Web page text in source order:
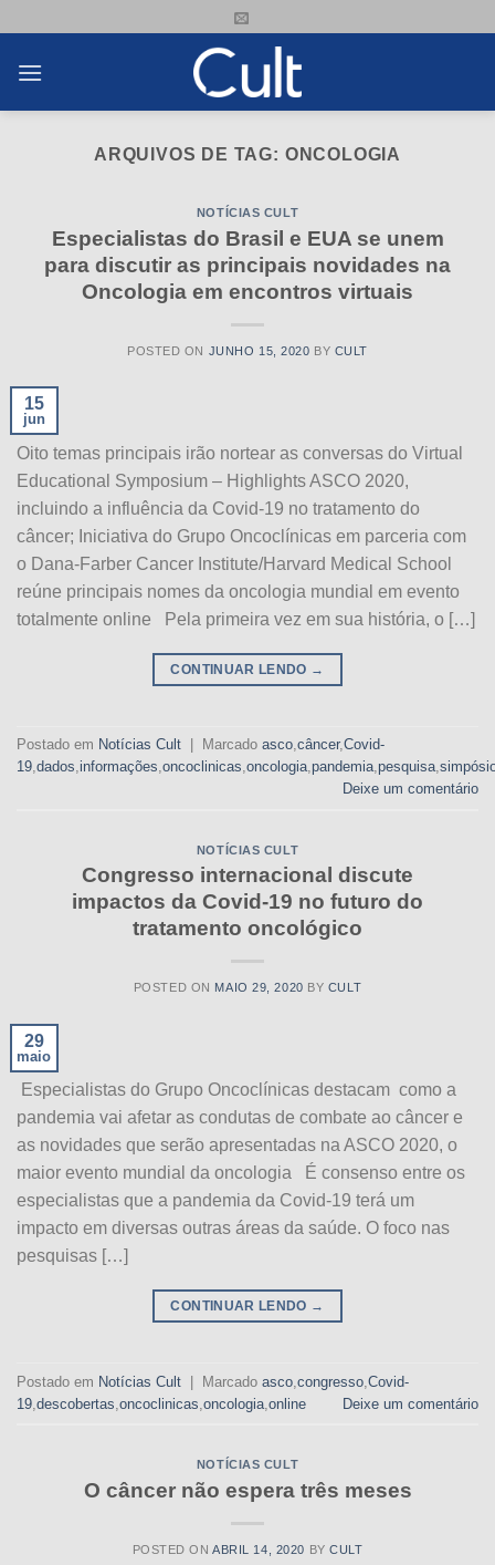
content
ARQUIVOS DE TAG: ONCOLOGIA
NOTÍCIAS CULT
Especialistas do Brasil e EUA se unem
para discutir as principais novidades na
Oncologia em encontros virtuais
POSTED ON JUNHO 15, 2020 BY CULT
15
jun
Oito temas principais irão nortear as conversas do Virtual
Educational Symposium – Highlights ASCO 2020,
incluindo a influência da Covid-19 no tratamento do
câncer; Iniciativa do Grupo Oncoclínicas em parceria com
o Dana-Farber Cancer Institute/Harvard Medical School
reúne principais nomes da oncologia mundial em evento
totalmente online Pela primeira vez em sua história, o […]
CONTINUAR LENDO →
Postado em Notícias Cult Marcado asco câncer, Covid-
19 dados informações oncoclinicas oncologia pandemia pesquisa
Deixe um comentário
NOTÍCIAS CULT
Congresso internacional discute
impactos da Covid-19 no futuro do
tratamento oncológico
POSTED ON MAIO 29, 2020 BY CULT
29
maio
Especialistas do Grupo Oncoclínicas destacam como a
pandemia vai afetar as condutas de combate ao câncer e
as novidades que serão apresentadas na ASCO 2020, o
maior evento mundial da oncologia É consenso entre os
especialistas que a pandemia da Covid-19 terá um
impacto em diversas outras áreas da saúde. O foco nas
pesquisas […]
CONTINUAR LENDO →
Postado em Notícias Cult | Marcado asco congresso Covid-
19 descobertas oncoclinicas oncologia online Deixe um comentário
NOTÍCIAS CULT
O câncer não espera três meses
POSTED ONABRIL 14, 2020 BYCULT